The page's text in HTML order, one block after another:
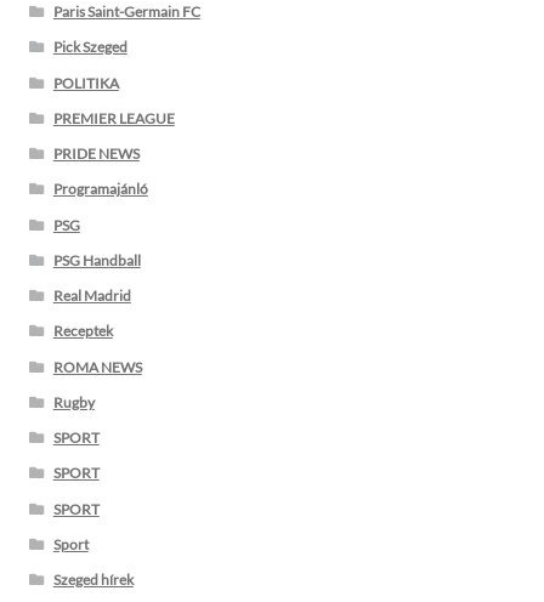
Paris Saint-Germain FC
Pick Szeged
POLITIKA
PREMIER LEAGUE
PRIDE NEWS
Programajánló
PSG
PSG Handball
Real Madrid
Receptek
ROMA NEWS
Rugby
SPORT
SPORT
SPORT
Sport
Szeged hírek